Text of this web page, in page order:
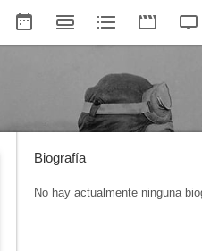
Biografía
No hay actualmente ninguna